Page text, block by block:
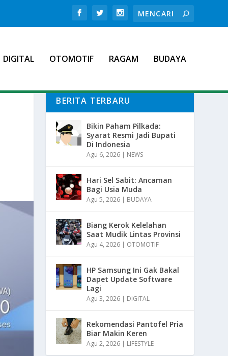
DIGITAL OTOMOTIF RAGAM BUDAYA
BERITA TERBARU
Bikin Paham Pilkada:
Syarat Resmi Jadi Bupati
Di Indonesia
Agu 6, 2026 | NEWS
Hari Sel Sabit: Ancaman
Bagi Usia Muda
Agu 5, 2026 | BUDAYA
Biang Kerok Kelelahan
Saat Mudik Lintas Provinsi
Agu 4, 2026 | OTOMOTIF
HP Samsung Ini Gak Bakal
Dapet Update Software
Lagi
Agu 3, 2026 | DIGITAL
Rekomendasi Pantofel Pria
Biar Makin Keren
Agu 2, 2026 | LIFESTYLE